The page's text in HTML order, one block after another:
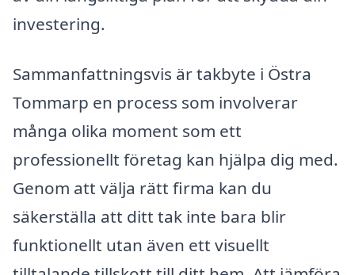
investering.
Sammanfattningsvis är takbyte i Östra
Tommarp en process som involverar
många olika moment som ett
professionellt företag kan hjälpa dig med.
Genom att välja rätt firma kan du
säkerställa att ditt tak inte bara blir
funktionellt utan även ett visuellt